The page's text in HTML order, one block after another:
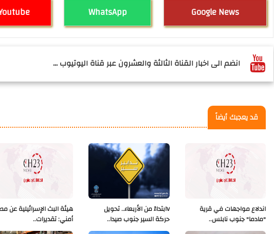
WhatsApp Google News
انضم الى اخبار القناة الثالثة والعشرون عبر قناة اليوتيوب ...
قد يعجبك أيضاً
هيئة البث الإسرائيلية عن
أمني: تقديرات..
Vابتداءً من الأربعاء.. تحويل
حركة السير جنوب صيدا..
اندلاع مواجهات في قرية
"مادما" جنوب نابلس..